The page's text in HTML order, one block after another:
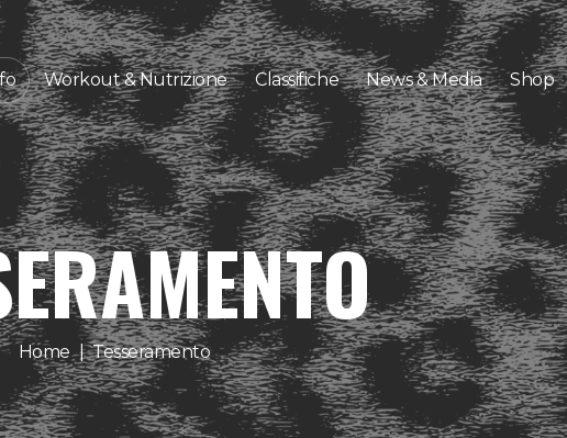
Workout & Nutrizione Classifiche News & Media Shop
Home Tesseramento